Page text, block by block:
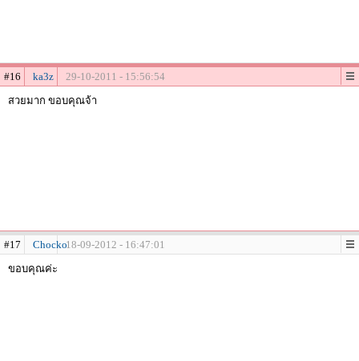
#16 ka3z
29-10-2011 - 15:56:54
สวยมาก ขอบคุณจ้า
#17 Chocko18-09-2012 - 16:47:01
ขอบคุณค่ะ